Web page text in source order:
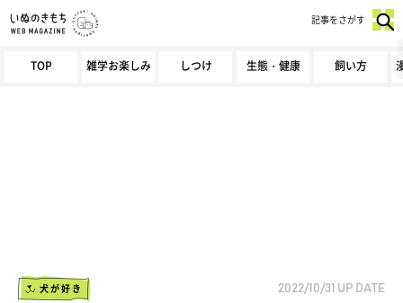
TOP 雑学お楽しみ しつけ 生態・健康 飼い方
記事をさがす
犬が好き 2022/10/31 UP DATE